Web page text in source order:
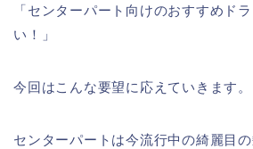
「センターパート向けのおすすめド
い！」
今回はこんな要望に応えていきます。
センターパートは今流行中の綺麗目の